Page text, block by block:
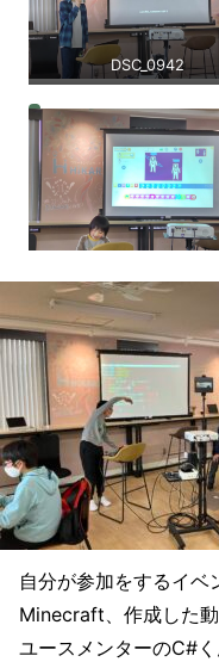
DSC_0942
自分が参加をするイベ
Minecraft、作成した動
ユースメンターのC#